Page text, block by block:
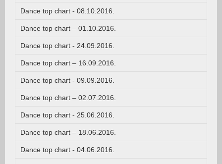
Dance top chart - 08.10.2016.
Dance top chart – 01.10.2016.
Dance top chart - 24.09.2016.
Dance top chart – 16.09.2016.
Dance top chart - 09.09.2016.
Dance top chart – 02.07.2016.
Dance top chart - 25.06.2016.
Dance top chart – 18.06.2016.
Dance top chart - 04.06.2016.